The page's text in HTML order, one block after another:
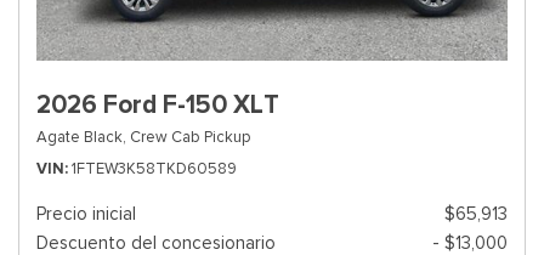
2026 Ford F-150 XLT
Agate Black, Crew Cab Pickup
VIN 1FTEW3K58TKD60589
Precio inicial
$65,913
Descuento del concesionario
- $13,000